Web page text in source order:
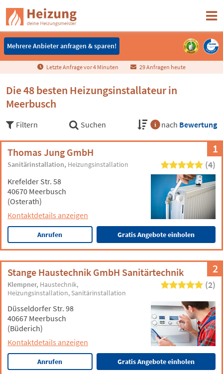
Mehrere Anbieter anfragen & sparen!
Mehrere Anbieter anfragen & sparen!
Letzte Anfrage vor4 Minuten 29 Anfragen heute
Die 48 besten Heizungsinstallateur in
Meerbusch
Filtern Suchen nach Bewertung
1
Thomas Jung GmbH
Sanitärinstallation Heizungsinstallation (4)
Krefelder Str. 58
40670 Meerbusch
(Osterath)
Kontaktdetails anzeigen
Anrufen Gratis Angebote einholen
2
Stange Haustechnik GmbH Sanitärtechnik
Klempner Haustechnik
Heizungsinstallation Sanitärinstallation
(2)
Düsseldorfer Str. 98
40667 Meerbusch
(Büderich)
Kontaktdetails anzeigen
Anrufen Gratis Angebote einholen